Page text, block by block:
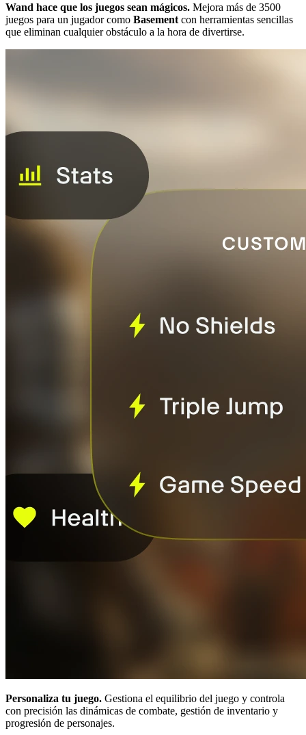
Wand hace que los juegos sean mágicos. Mejora más de 3500
juegos para un jugador como Basement con herramientas sencillas
que eliminan cualquier obstáculo a la hora de divertirse.
Personaliza tu juego. Gestiona el equilibrio del juego y controla
con precisión las dinámicas de combate, gestión de inventario y
progresión de personajes.